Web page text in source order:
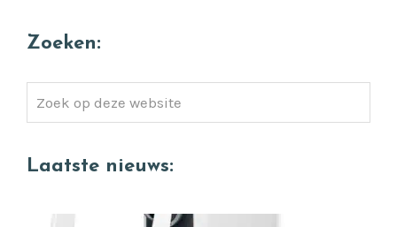
Zoeken:
Zoek
op
website
Laatste nieuws: